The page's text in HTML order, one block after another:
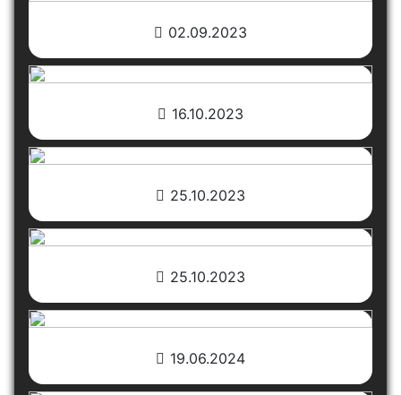
02.09.2023
16.10.2023
25.10.2023
25.10.2023
19.06.2024